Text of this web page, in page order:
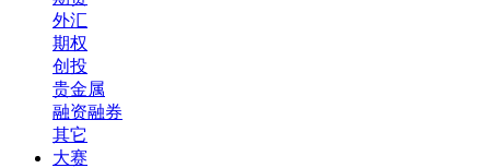
外汇
期权
创投
贵金属
融资融券
其它
大赛